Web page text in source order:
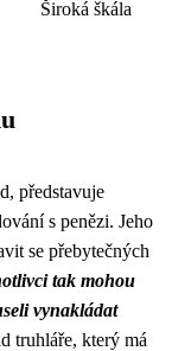
Široká škála
představuje
s penězi. Jeho
se přebytečných
tak mohou
vynakládat
truhláře, který má